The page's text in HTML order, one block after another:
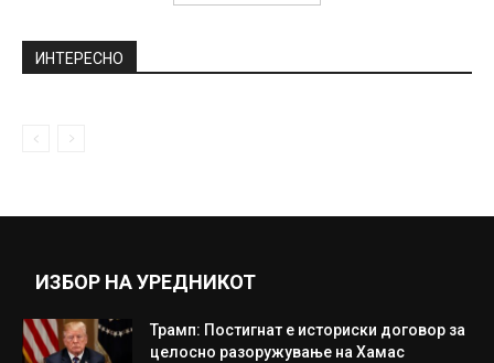
ИНТЕРЕСНО
ИЗБОР НА УРЕДНИКОТ
Трамп: Постигнат е историски договор за
целосно разоружување на Хамас